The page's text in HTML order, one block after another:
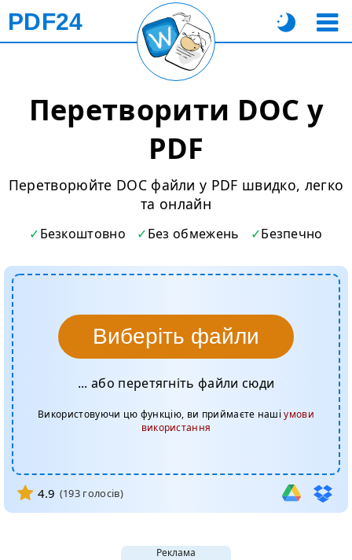
PDF24
Перетворити DOC у
PDF
Перетворюйте DOC файли у PDF швидко, легко
та онлайн
Безкоштовно Без обмежень Безпечно
Виберіть файли
... або перетягніть файли сюди
Використовуючи цю функцію, ви приймаєте нашіумови
використання
4.9 (193 голосів)
Реклама